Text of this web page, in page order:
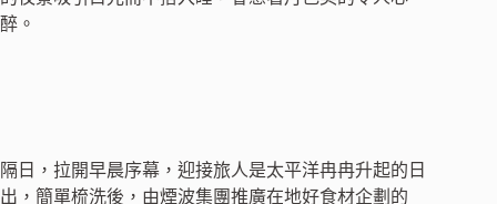
醉。
隔日，拉開早晨序幕，迎接旅人是太平洋冉冉升起的日
出，簡單梳洗後，由煙波集團推廣在地好食材企劃的